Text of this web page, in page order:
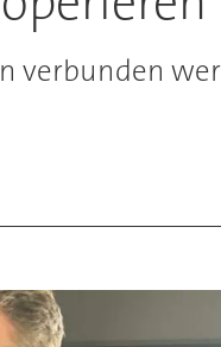
verbunden